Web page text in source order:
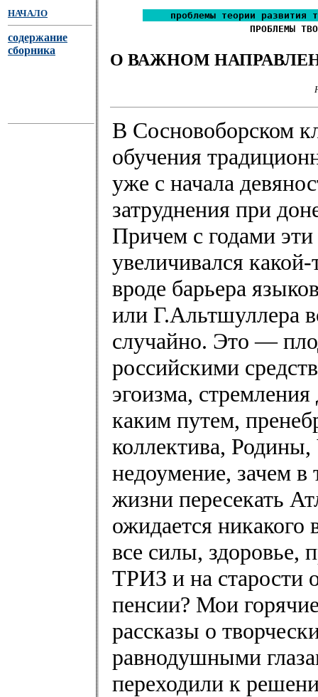
НАЧАЛО
содержание
сборника
проблемы теории развития
ПРОБЛЕМЫ
О ВАЖНОМ
В Сосновоборском
обучения
уже с начала
затруднения при
Причем с годами эти
увеличивался
вроде барьера
или Г.Альтшуллера
случайно. Это —
российскими
эгоизма,
каким путем,
коллектива,
недоумение, зачем
жизни пересекать
ожидается никакого
все силы, здоровье,
ТРИЗ и на старости
пенсии? Мои
рассказы о
равнодушными
переходили к